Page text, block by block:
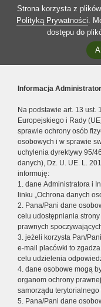
Strona korzysta z
Polityką Prywatności.
dostępu do
Informacja
Na podstawie art. 13 ust.
Europejskiego i Rady
sprawie ochrony osób
osobowych i w sprawie
uchylenia dyrektywy 95/
danych), Dz. U. UE. L.
informuję:
1. dane Administratora i
linku „Ochrona danych
2. Pana/Pani dane
celu udostępniania
prawnych
3. jeżeli korzysta Pan/
e-mail placówki to
celu udzielenia
4. dane osobowe mogą
organom ochrony
samorządu
5. Pana/Pani dane